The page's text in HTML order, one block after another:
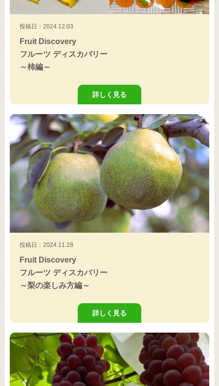
投稿日：2024.12.03
Fruit Discovery
フルーツ ディスカバリー
～柿編～
詳しく見る
投稿日：2024.11.28
Fruit Discovery
フルーツ ディスカバリー
～梨の楽しみ方編～
詳しく見る